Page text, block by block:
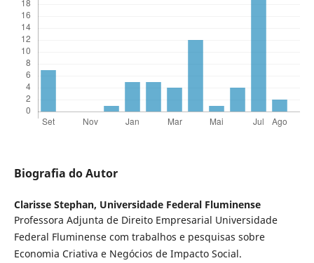
Biografia do Autor
Clarisse Stephan, Universidade Federal Fluminense
Professora Adjunta de Direito Empresarial Universidade
Federal Fluminense com trabalhos e pesquisas sobre
Economia Criativa e Negócios de Impacto Social.